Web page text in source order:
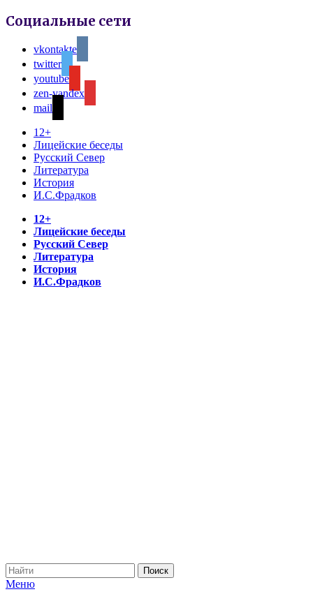
Социальные сети
vkontakte
twitter
youtube
zen-yandex
mail
12+
Лицейские беседы
Русский Север
Литература
История
И.С.Фрадков
12+
Лицейские беседы
Русский Север
Литература
История
И.С.Фрадков
Меню